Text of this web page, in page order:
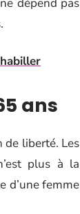
ans
de liberté. Les
plus à la
d’une femme